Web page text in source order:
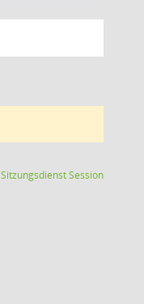
SitzungsdienstSession(Wird in